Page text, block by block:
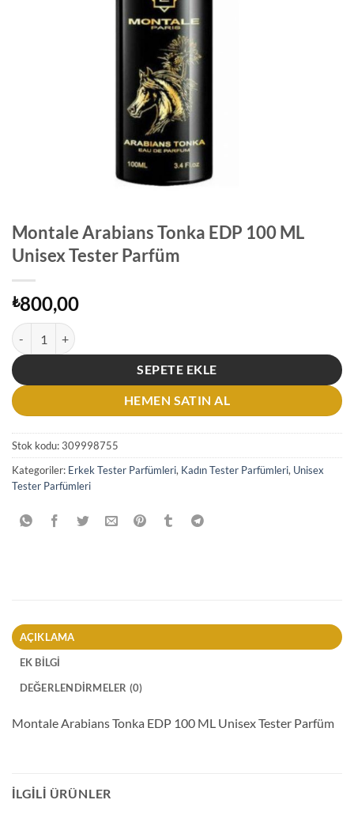
Montale Arabians Tonka EDP 100 ML
Unisex Tester Parfüm
₺800,00
Montale Arabians Tonka EDP 100 ML Unisex Tester Parfüm adet
SEPETE EKLE
HEMEN SATIN AL
Stok kodu:309998755
Kategoriler: Erkek Tester Parfümleri, Kadın Tester Parfümleri, Unisex
Tester Parfümleri
AÇIKLAMA
EK BILGI
DEĞERLENDIRMELER (0)
Montale Arabians Tonka EDP 100 ML Unisex Tester Parfüm
İLGILI ÜRÜNLER